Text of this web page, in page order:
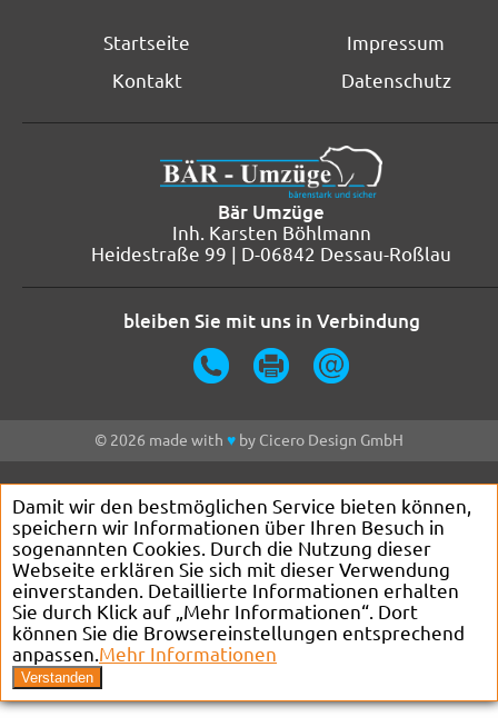
Bär Umzüge
Inh. Karsten Böhlmann
Heidestraße 99 | D-06842 Dessau-Roßlau
Startseite
Kontakt
Impressum
Datenschutz
bleiben Sie mit uns in Verbindung
© 2026 made with ♥ by Cicero Design GmbH
Damit wir den bestmöglichen Service bieten können,
speichern wir Informationen über Ihren Besuch in
sogenannten Cookies. Durch die Nutzung dieser
Webseite erklären Sie sich mit dieser Verwendung
einverstanden. Detaillierte Informationen erhalten
Sie durch Klick auf „Mehr Informationen“. Dort
können Sie die Browsereinstellungen entsprechend
anpassen.Mehr Informationen
Verstanden